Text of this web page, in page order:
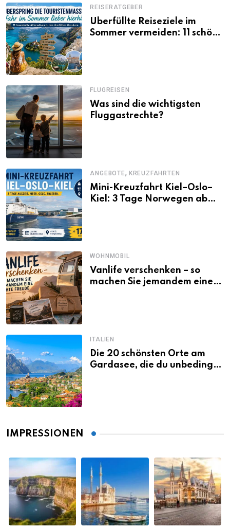
REISERATGEBER
Überfüllte Reiseziele im
Sommer vermeiden: 11 schöne
FLUGREISEN
Was sind die wichtigsten
Fluggastrechte?
ANGEBOTE, KREUZFAHRTEN
Mini-Kreuzfahrt Kiel–Oslo–
Kiel: 3 Tage Norwegen ab
WOHNMOBIL
Vanlife verschenken – so
machen Sie jemandem eine
ITALIEN
Die 20 schönsten Orte am
Gardasee, die du unbedingt
IMPRESSIONEN